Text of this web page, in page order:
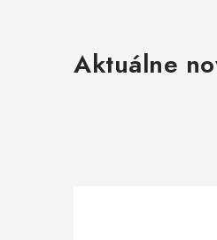
Aktuálne